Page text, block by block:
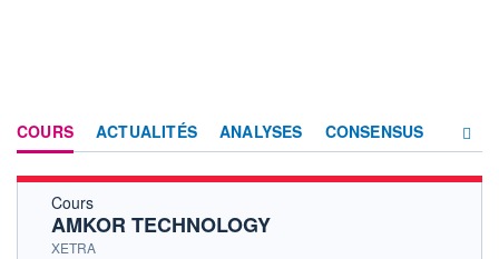
COURS ACTUALITÉS ANALYSES CONSENSUS
Cours
AMKOR TECHNOLOGY
XETRA